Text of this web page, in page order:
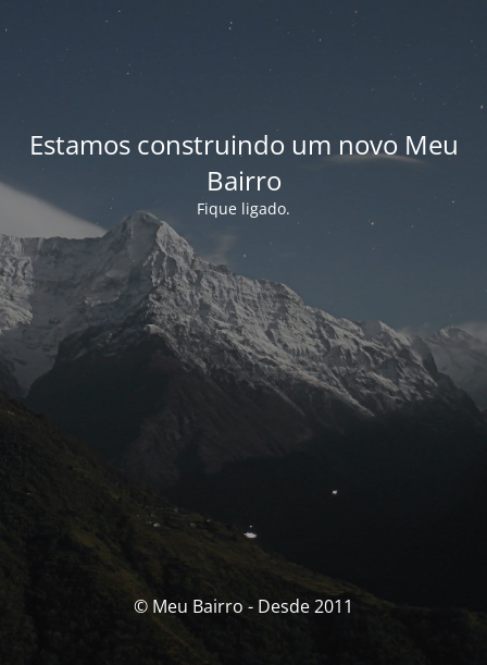
Estamos construindo um novo Meu
Bairro
Fique ligado.
© Meu Bairro - Desde 2011